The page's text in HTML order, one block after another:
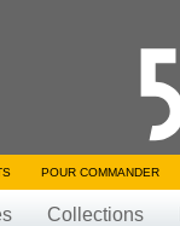
POUR COMMANDER
Collections